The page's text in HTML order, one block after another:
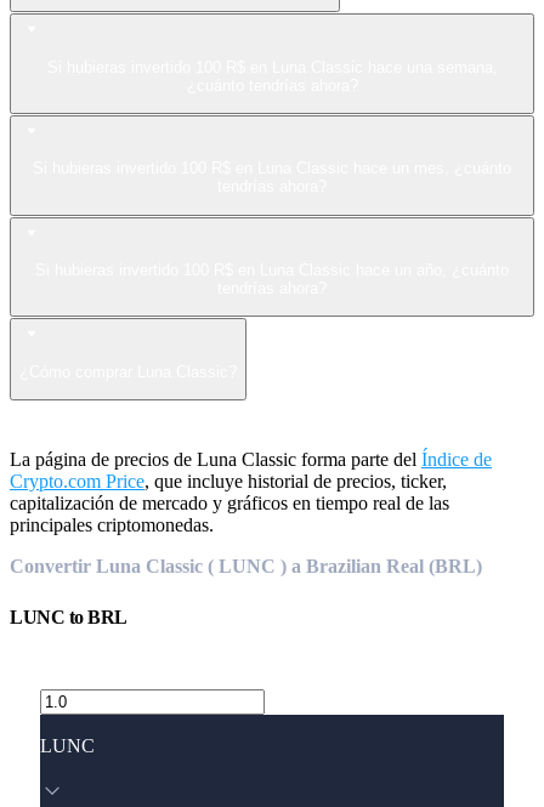
La página de precios de Luna Classic forma parte del Índice de
Crypto.com Price, que incluye historial de precios, ticker,
capitalización de mercado y gráficos en tiempo real de las
principales criptomonedas.
Convertir Luna Classic ( LUNC ) a Brazilian Real (BRL)
LUNC toBRL
LUNC